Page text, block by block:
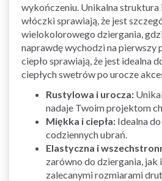
wykończeniu. Unikalna
włóczki sprawiają, że jest
wielokolorowego dziergania,
naprawdę wychodzi na pierwszy
ciepło sprawiają, że jest idealna
ciepłych swetrów po urocze
Rustylowa i urocza:
nadaje Twoim projektom
Miękka i ciepła: Idealna
codziennych ubrań.
Elastyczna i
zarówno do dziergania, jak
zalecanymi rozmiarami